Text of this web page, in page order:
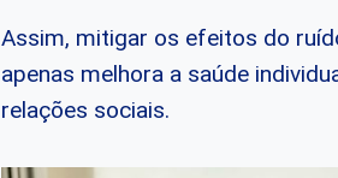
Assim, mitigar os efeitos do
apenas melhora a saúde
relações sociais.